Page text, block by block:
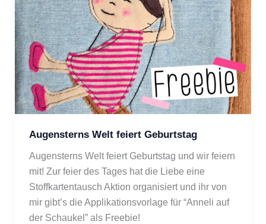
Augensterns Welt feiert Geburtstag
Augensterns Welt feiert Geburtstag und wir feiern
mit! Zur feier des Tages hat die Liebe eine
Stoffkartentausch Aktion organisiert und ihr von
mir gibt’s die Applikationsvorlage für “Anneli auf
der Schaukel” als Freebie!